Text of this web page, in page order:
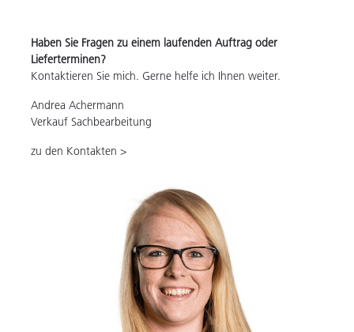
Haben Sie Fragen zu einem laufenden Auftrag oder
Lieferterminen?
Kontaktieren Sie mich. Gerne helfe ich Ihnen weiter.
Andrea Achermann
Verkauf Sachbearbeitung
zu den Kontakten >